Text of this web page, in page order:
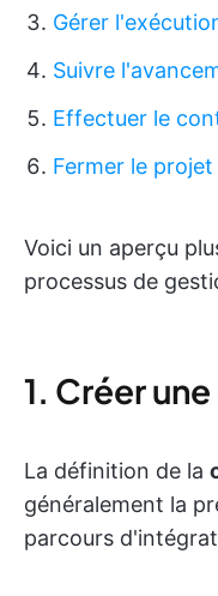
Gérer
Suivre
Effectuer le
Fermer le projet
Voici un aperçu
processus de
1. Créer
La définition de la
généralement la
parcours